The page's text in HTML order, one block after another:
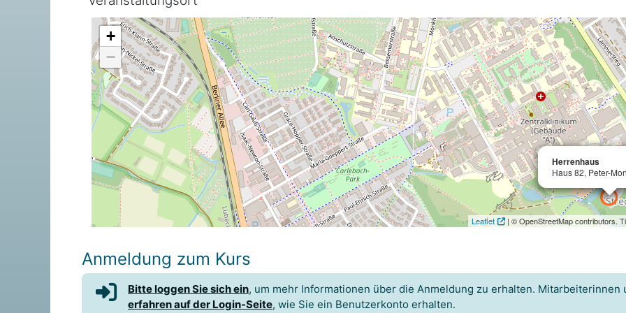
Herrenhaus
Haus 82, Peter-
Herrenhaus
Haus 82, Peter-
+
−
Leaflet | © OpenStreetMap contributors.
Anmeldung zum Kurs
Bitte loggen Sie sich ein, um mehr Informationen über die Anmeldung zu erhalten.
erfahren auf der Login-Seite, wie Sie ein Benutzerkonto erhalten.